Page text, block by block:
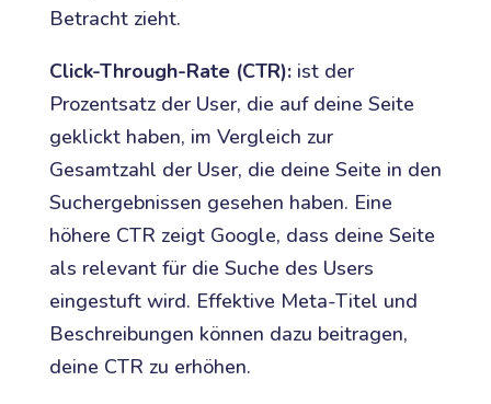
Betracht zieht.
Click-Through-Rate (CTR):ist der
Prozentsatz der User, die auf deine Seite
geklickt haben, im Vergleich zur
Gesamtzahl der User, die deine Seite in den
Suchergebnissen gesehen haben. Eine
höhere CTR zeigt Google, dass deine Seite
als relevant für die Suche des Users
eingestuft wird. Effektive Meta-Titel und
Beschreibungen können dazu beitragen,
deine CTR zu erhöhen.